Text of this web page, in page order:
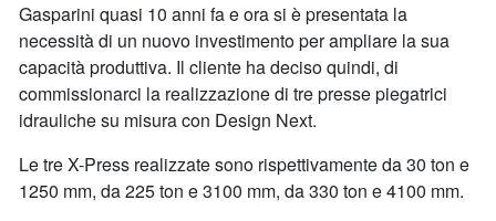
Gasparini quasi 10 anni fa e ora si è presentata la
necessità di un nuovo investimento per ampliare la sua
capacità produttiva. Il cliente ha deciso quindi, di
commissionarci la realizzazione di tre presse piegatrici
idrauliche su misura con Design Next.
Le tre X-Press realizzate sono rispettivamente da 30 ton e
1250 mm, da 225 ton e 3100 mm, da 330 ton e 4100 mm.